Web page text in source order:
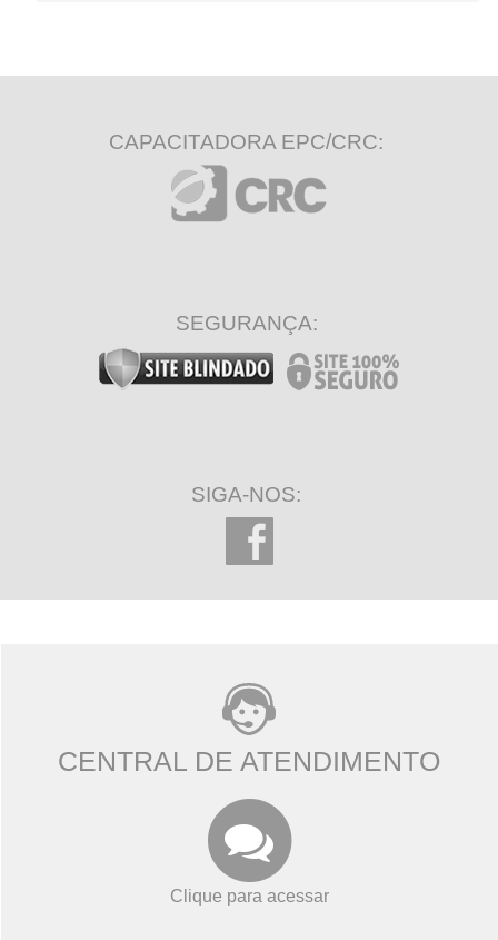
CAPACITADORA EPC/CRC:
SEGURANÇA:
SIGA-NOS:
CENTRAL DE ATENDIMENTO
Clique para acessar